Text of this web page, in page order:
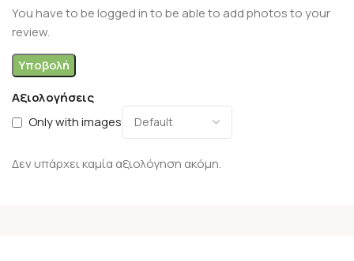
Αξιολογήσεις
Only with images
Δεν υπάρχει καμία αξιολόγηση ακόμη.
You have to be logged in to be able to add photos to your
review.